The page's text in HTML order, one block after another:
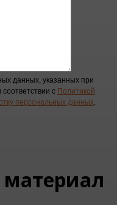
данных, указанных при
с Политикой
персональных данных.